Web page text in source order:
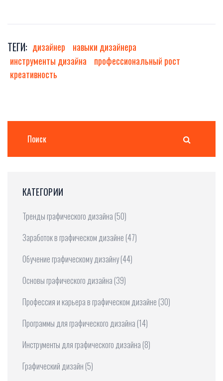
ТЕГИ: дизайнер
навыки дизайнера
инструменты дизайна
профессиональный рост
креативность
КАТЕГОРИИ
Тренды графического дизайна (50)
Заработок в графическом дизайне (47)
Обучение графическому дизайну(44)
Основы графического дизайна (39)
Профессия и карьера в графическом дизайне (30)
Программы для графического дизайна (14)
Инструменты для графического дизайна (8)
Графический дизайн (5)